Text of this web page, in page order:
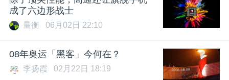
成了六边形战士
量衡 06月02日 22:10
08年奥运「黑客」今何在？
李扬霞 02月22日 18:19